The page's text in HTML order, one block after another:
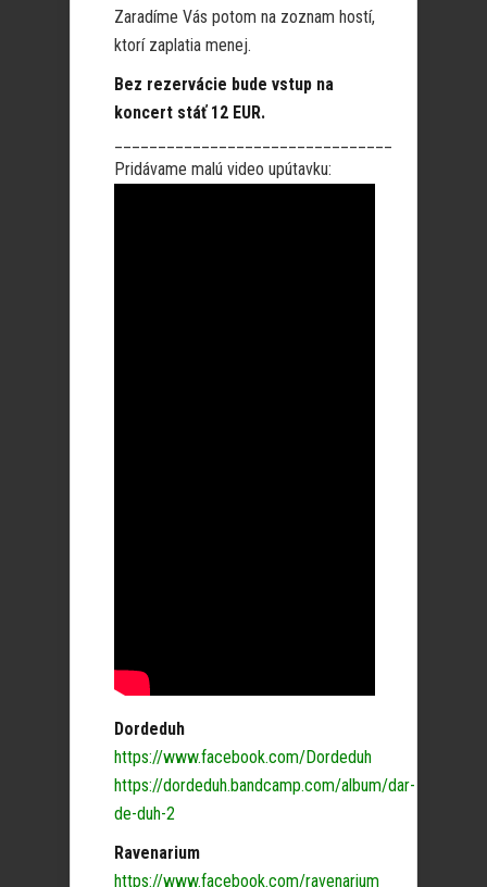
Zaradíme Vás potom na zoznam hostí,
ktorí zaplatia menej.
Bez rezervácie bude vstup na
koncert stáť 12 EUR.
Pridávame malú video upútavku:
Dordeduh
https://www.facebook.com/Dordeduh
https://dordeduh.bandcamp.com/album/dar-
de-duh-2
Ravenarium
https://www.facebook.com/ravenarium